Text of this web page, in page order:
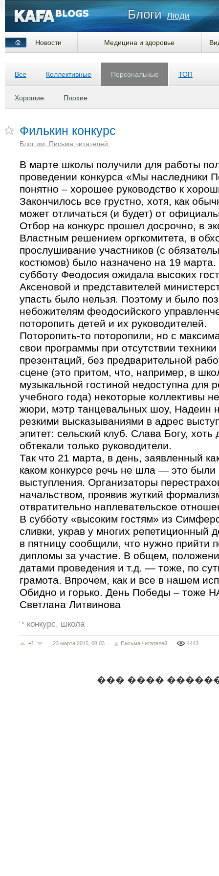
Блоги Люди
Новости Медицина и здоровье
Все Коллективные Персональные
Хорошие Плохие
ТОП
Филькин конкурс
Блог им. Письма читателей
В марте школы получили для работы
проведении конкурса «Мы наследники
понятно – хорошее руководство к
Закончилось все грустно, хотя, как
может отличаться (и будет) от
Отбор на конкурс прошел досрочно, в
Властным решением оргкомитета, в
прослушивание участников (с
костюмов) было назначено на 19
субботу Феодосия ожидала высоких
Аксеновой и представителей
упасть было нельзя. Поэтому и было
небожителям феодосийского
поторопить детей и их руководителей.
Поторопить-то поторопили, но с
свои программы при отсутствии
презентаций, без предварительной
сцене (это притом, что, например, в
музыкальной гостиной недоступна для
учебного года) некоторые коллективы
жюри, мэтр танцевальных шоу, Надеин
резкими высказываниями в адрес
эпитет: сельский клуб. Слава Богу,
обтекали только руководители.
Так что 21 марта, в день, заявленный
каком конкурсе речь не шла — это были
выступления. Организаторы
начальством, проявив жуткий
отвратительно наплевательское
В субботу «высоким гостям» из
сливки, украв у многих репетиционный
в пятницу сообщили, что нужно прийти
дипломы за участие. В общем,
датами проведения и т.д. — тоже, по
грамота. Впрочем, как и все в нашем
Обидно и горько. День Победы – тоже
Светлана Литвинова
конкурс, школа
+1 23 марта 2015, 08:03 Письма читателей 4443
��� ����